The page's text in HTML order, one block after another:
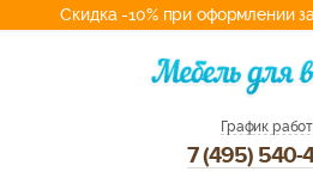
Скидка -10% при оформлении
График
7 (495) 540-